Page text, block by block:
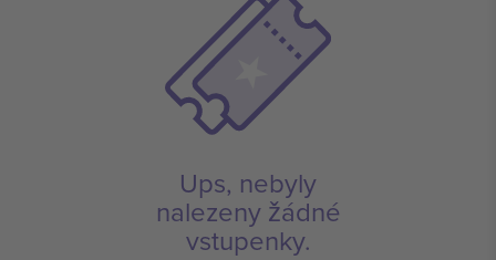
Ups, nebyly
nalezeny žádné
vstupenky.